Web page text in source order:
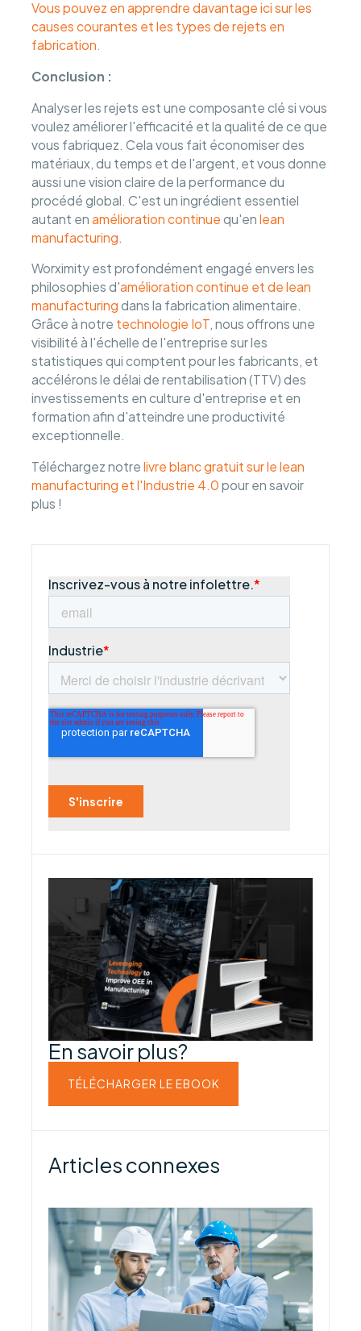
Vous pouvez en apprendre davantage ici sur les
causes courantes et les types de rejets en
fabrication.
Conclusion :
Analyser les rejets est une composante clé si vous
voulez améliorer l'efficacité et la qualité de ce que
vous fabriquez. Cela vous fait économiser des
matériaux, du temps et de l'argent, et vous donne
aussi une vision claire de la performance du
procédé global. C'est un ingrédient essentiel
autant enamélioration continue qu'enlean
manufacturing
Worximity est profondément engagé envers les
philosophies d'amélioration continue et de lean
manufacturing dans la fabrication alimentaire.
Grâce à notre technologie IoT, nous offrons une
visibilité à l'échelle de l'entreprise sur les
statistiques qui comptent pour les fabricants, et
accélérons le délai de rentabilisation (TTV) des
investissements en culture d'entreprise et en
formation afin d'atteindre une productivité
exceptionnelle.
Téléchargez notrelivre blanc gratuit sur le lean
manufacturing et l'Industrie 4.0 pour en savoir
plus !
En savoir plus?
TÉLÉCHARGER LE EBOOK
Articles connexes